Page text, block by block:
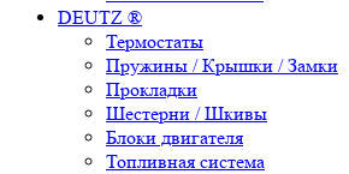
DEUTZ ®
Термостаты
Пружины / Крышки / Замки
Прокладки
Шестерни / Шкивы
Блоки двигателя
Топливная система